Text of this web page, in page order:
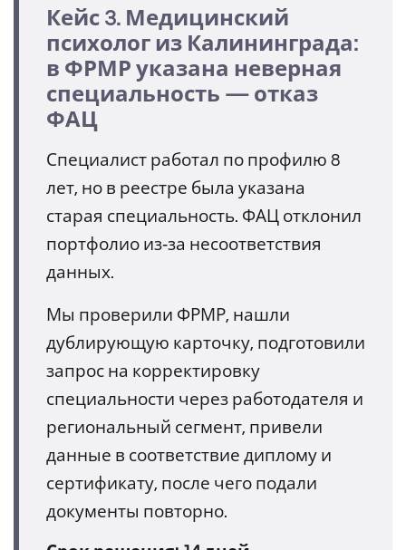
Кейс 3. Медицинский
психолог из Калининграда:
в ФРМР указана неверная
специальность — отказ
ФАЦ
Специалист работал по профилю 8
лет, но в реестре была указана
старая специальность. ФАЦ отклонил
портфолио из‑за несоответствия
данных.
Мы проверили ФРМР, нашли
дублирующую карточку, подготовили
запрос на корректировку
специальности через работодателя и
региональный сегмент, привели
данные в соответствие диплому и
сертификату, после чего подали
документы повторно.